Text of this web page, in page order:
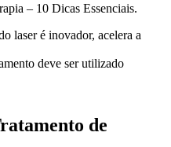
– 10 Dicas Essenciais.
laser é inovador, acelera a
deve ser utilizado
de